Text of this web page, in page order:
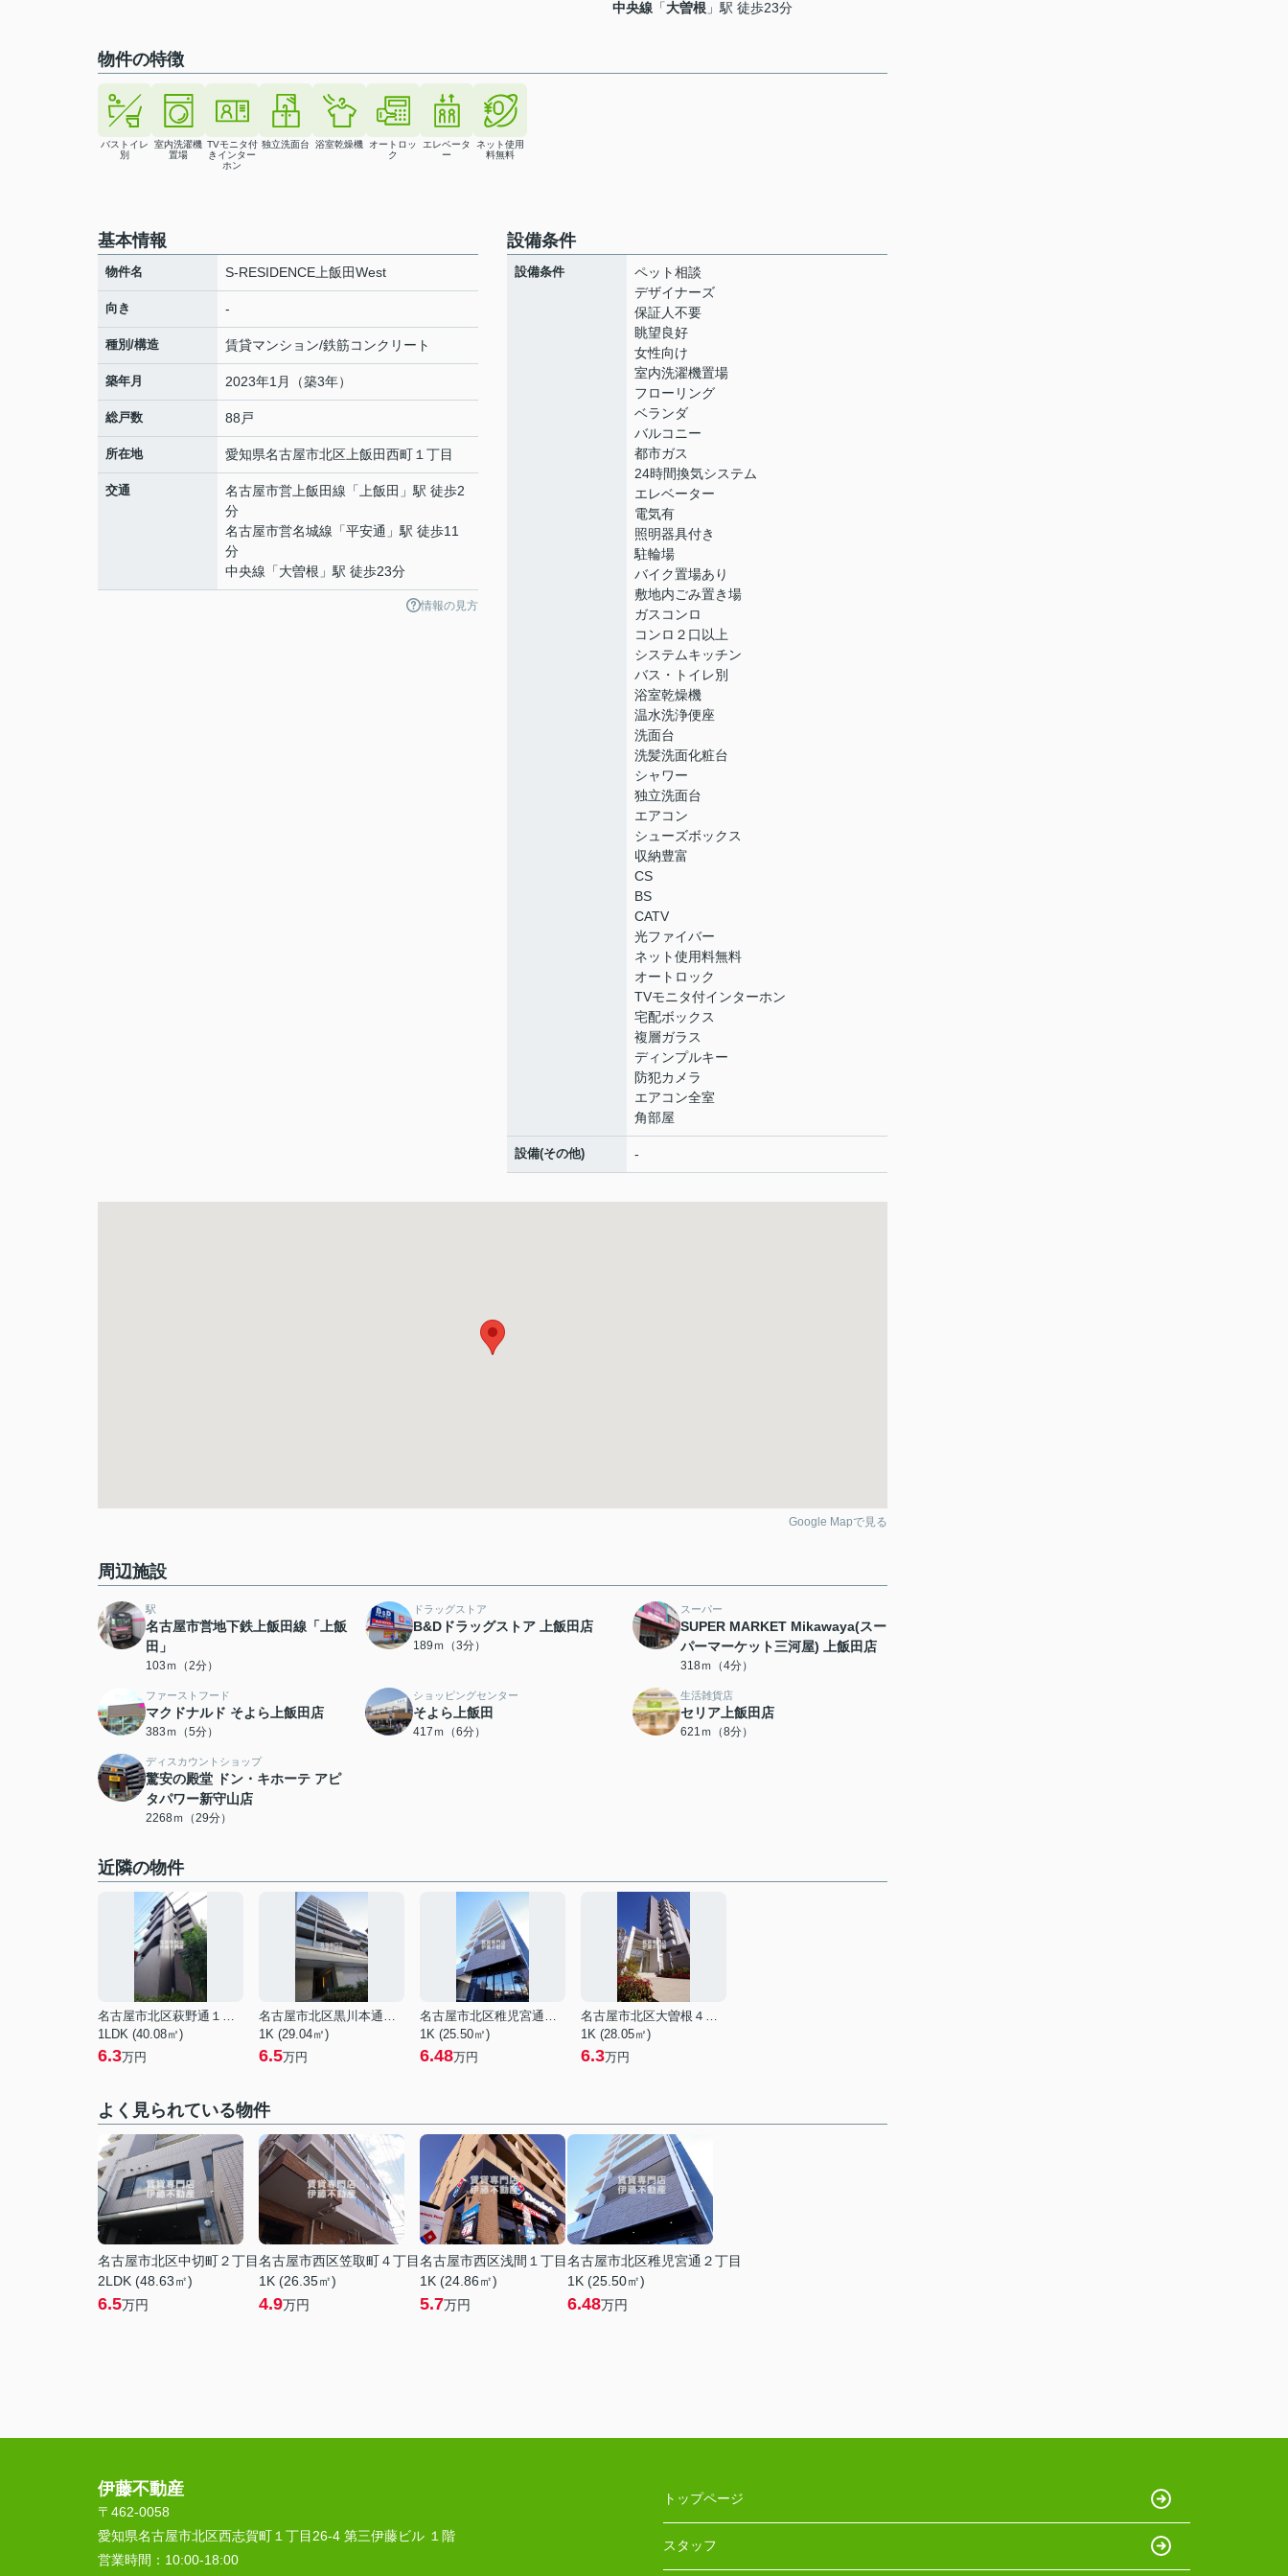
中央線 「大曽根 」駅 徒歩23分
物件の特徴
バストイレ
別
室内洗濯機
置場
TVモニタ付
きインター
ホン
独立洗面台 浴室乾燥機
オートロッ
ク
エレベータ
ー
ネット使用
料無料
基本情報
物件名 S-RESIDENCE上飯田West
向き -
種別/構造 賃貸マンション/鉄筋コンクリート
築年月 2023年1月（築3年）
総戸数 88戸
所在地 愛知県名古屋市北区 上飯田西町 １丁目
交通 名古屋市営上飯田線 「 上飯田 」駅 徒歩2
分
名古屋市営名城線 「平安通 」駅 徒歩11
分
中央線 「大曽根 」駅 徒歩23分
情報の見方
設備条件
設備条件
ペット相談
デザイナーズ
保証人不要
眺望良好
女性向け
室内洗濯機置場
フローリング
ベランダ
バルコニー
都市ガス
24時間換気システム
エレベーター
電気有
照明器具付き
駐輪場
バイク置場あり
敷地内ごみ置き場
ガスコンロ
コンロ２口以上
システムキッチン
バス・トイレ別
浴室乾燥機
温水洗浄便座
洗面台
洗髪洗面化粧台
シャワー
独立洗面台
エアコン
シューズボックス
収納豊富
CS
BS
CATV
光ファイバー
ネット使用料無料
オートロック
TVモニタ付インターホン
宅配ボックス
複層ガラス
ディンプルキー
防犯カメラ
エアコン全室
角部屋
設備(その他) -
Google Mapで見る
周辺施設
駅
名古屋市営地下鉄上飯田線「上飯
田」
103ｍ（2分）
ドラッグストア
B&Dドラッグストア 上飯田店
189ｍ（3分）
スーパー
SUPER MARKET Mikawaya(スー
パーマーケット三河屋) 上飯田店
318ｍ（4分）
ファーストフード
マクドナルド そよら上飯田店
383ｍ（5分）
ショッピングセンター
そよら上飯田
417ｍ（6分）
生活雑貨店
セリア上飯田店
621ｍ（8分）
ディスカウントショップ
驚安の殿堂 ドン・キホーテ アピ
タパワー新守山店
2268ｍ（29分）
近隣の物件
名古屋市北区萩野通１丁目
1LDK (40.08㎡)
6.3万円
名古屋市北区黒川本通５丁目
1K (29.04㎡)
6.5万円
名古屋市北区稚児宮通２丁目
1K (25.50㎡)
6.48万円
名古屋市北区大曽根４丁目
1K (28.05㎡)
6.3万円
よく見られている物件
名古屋市北区中切町２丁目
2LDK (48.63㎡)
6.5万円
名古屋市西区笠取町４丁目
1K (26.35㎡)
4.9万円
名古屋市西区浅間１丁目
1K (24.86㎡)
5.7万円
名古屋市北区稚児宮通２丁目
1K (25.50㎡)
6.48万円
伊藤不動産
〒462-0058
愛知県名古屋市北区西志賀町１丁目26-4 第三伊藤ビル １階
営業時間： 10:00‐18:00
トップページ
スタッフ